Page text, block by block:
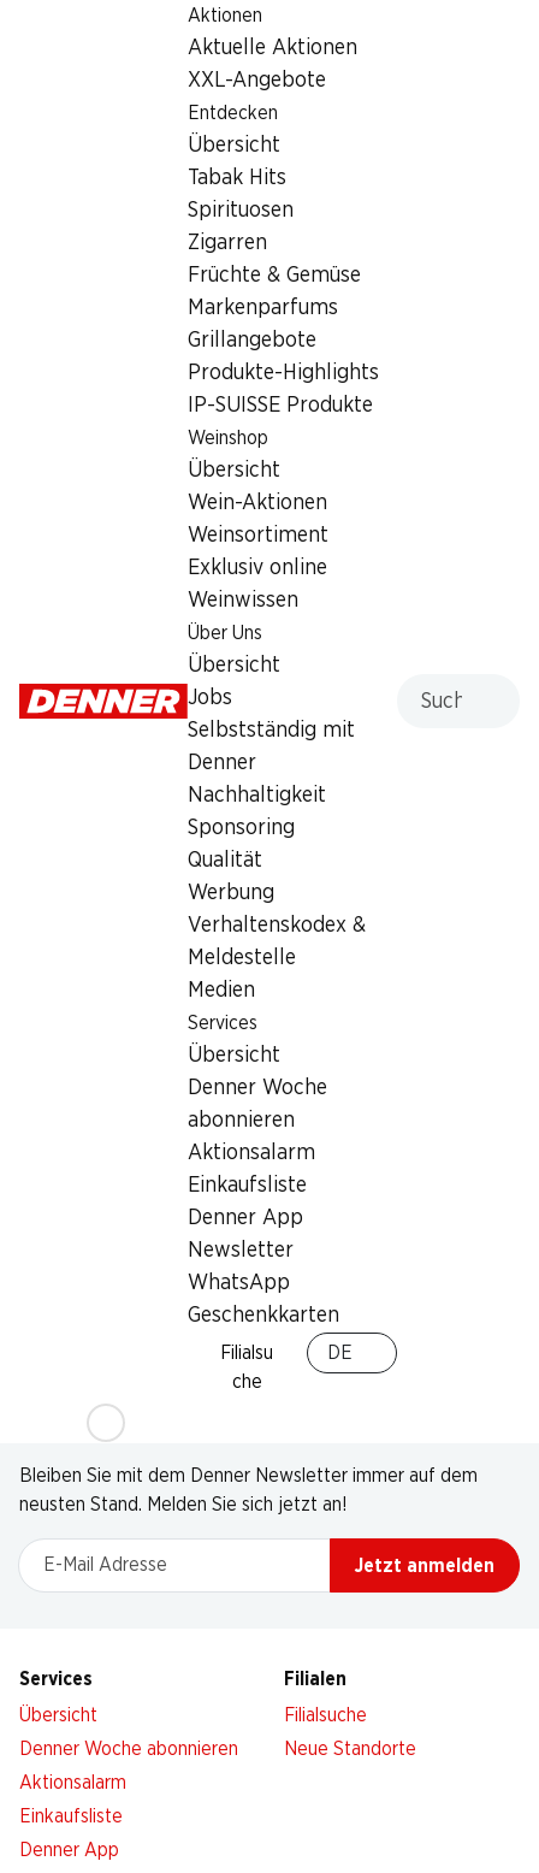
Aktionen
Aktuelle Aktionen
XXL-Angebote
Entdecken
Übersicht
Tabak Hits
Spirituosen
Zigarren
Früchte & Gemüse
Markenparfums
Grillangebote
Produkte-Highlights
IP-SUISSE Produkte
Weinshop
Übersicht
Wein-Aktionen
Weinsortiment
Exklusiv online
Weinwissen
Über Uns
Übersicht
Jobs
Selbstständig mit
Denner
Nachhaltigkeit
Sponsoring
Qualität
Werbung
Verhaltenskodex &
Meldestelle
Medien
Services
Übersicht
Denner Woche
abonnieren
Aktionsalarm
Einkaufsliste
Denner App
Newsletter
WhatsApp
Geschenkkarten
Filialsu
che
DE
Filialsuche
Denner Filiale Ch. des Clochetons 0, 1213 Petit-Lancy
1213 Petit-Lancy
Ch. des Clochetons 0, 1213 Petit-Lancy
Zur Wegbeschreibung
Öffnungszeiten
Bargeldbezug mit Post - / M-Card
Newsletter
Bleiben Sie mit dem Denner Newsletter immer auf dem
neusten Stand. Melden Sie sich jetzt an!
E-Mail Adresse
Jetzt anmelden
Services
Übersicht
Denner Woche abonnieren
Aktionsalarm
Einkaufsliste
Denner App
Filialen
Filialsuche
Neue Standorte